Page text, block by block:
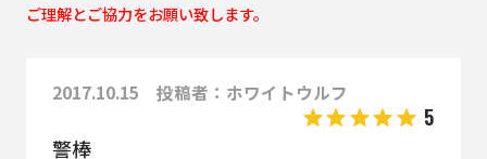
ご理解とご協力をお願い致します。
2017.10.15 投稿者：ホワイトウルフ
5
警棒